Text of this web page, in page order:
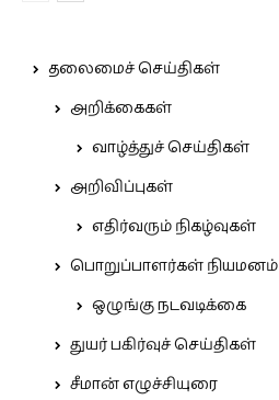
தலைமைச் செய்திகள்
அறிக்கைகள்
வாழ்த்துச் செய்திகள்
அறிவிப்புகள்
எதிர்வரும் நிகழ்வுகள்
பொறுப்பாளர்கள் நியமனம்
ஒழுங்கு நடவடிக்கை
துயர் பகிர்வுச் செய்திகள்
சீமான் எழுச்சியுரை